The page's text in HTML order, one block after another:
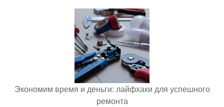
Экономим время и деньги: лайфхаки для успешного
ремонта